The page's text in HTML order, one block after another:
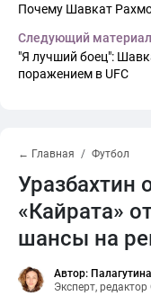
Почему Шавкат
Следующий материал
"Я лучший боец":
поражением в UFC
← Главная Футбол
Уразбахтин
«Кайрата»
шансы на
Автор:
Эксперт,